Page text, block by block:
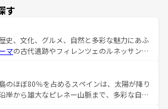
す
史、文化、グルメ、自然と多彩な魅力にあふ
マの古代遺跡やフィレンツェのルネッサンス
ーナの美しい田園風景やアマルフィ海岸の絶
景観も見逃せない。観光の合間には、本場の
など、絶品のイタリア料理を堪能することも
のほぼ80％を占めるスペインは、太陽が降り
岸から雄大なピレネー山脈まで、多彩な自然